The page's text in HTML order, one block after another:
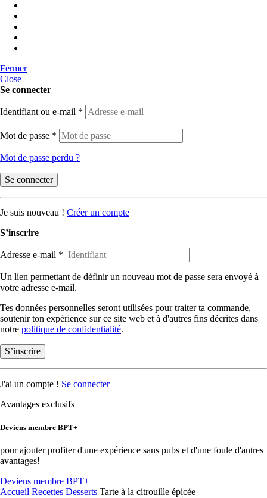
Fermer
Close
Se connecter
Identifiant ou e-mail *
Mot de passe *
Mot de passe perdu ?
Se connecter
Je suis nouveau ! Créer un compte
S’inscrire
Adresse e-mail *
Un lien permettant de définir un nouveau mot de passe sera envoyé à
votre adresse e-mail.
Tes données personnelles seront utilisées pour traiter ta commande,
soutenir ton expérience sur ce site web et à d'autres fins décrites dans
notre politique de confidentialité.
S’inscrire
J'ai un compte ! Se connecter
Avantages exclusifs
Deviens membre BPT+
pour ajouter profiter d'une expérience sans pubs et d'une foule d'autres
avantages!
Deviens membre BPT+
Accueil Recettes Desserts Tarte à la citrouille épicée